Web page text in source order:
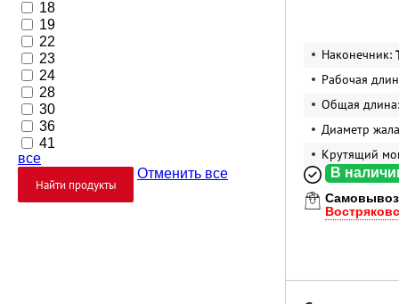
18
19
22
23
24
28
30
36
41
все
Найти продукты
Отменить все
Наконечник:
Рабочая
Общая
Диаметр
Крутящий
В